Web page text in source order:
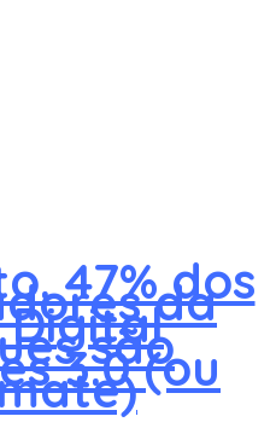
47% dos
da
Digital
são
3.0 (ou